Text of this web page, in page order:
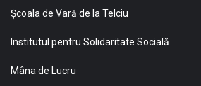
Şcoala de Vară de la Telciu
Institutul pentru Solidaritate Socială
Mâna de Lucru